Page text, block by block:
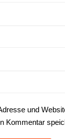
und
Kommentar